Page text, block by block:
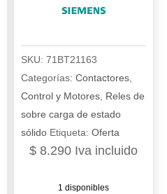
SKU: 71BT21163
Categorías: Contactores
Control y Motores Reles de
sobre carga de estado
sólido Etiqueta: Oferta
$ 8.290 Iva incluido
1 disponibles